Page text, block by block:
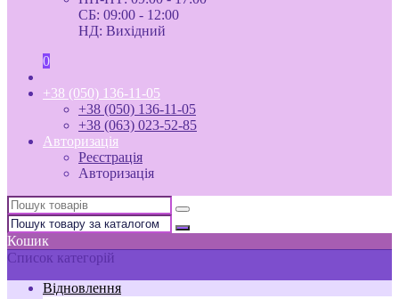
СБ: 09:00 - 12:00
НД: Вихідний
0
+38 (050) 136-11-05
+38 (050) 136-11-05
+38 (063) 023-52-85
Авторизація
Реєстрація
Авторизація
Кошик
Список категорій
Відновлення